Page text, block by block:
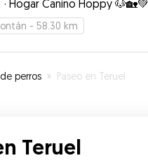
· Hogar Canino Hoppy 🐶🏡💚
- 58.30 km
perros » Paseo en Teruel
Teruel